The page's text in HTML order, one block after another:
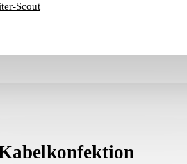
Scout